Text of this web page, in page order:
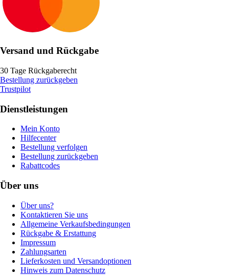
Versand und Rückgabe
30 Tage Rückgaberecht
Bestellung zurückgeben
Trustpilot
Dienstleistungen
Mein Konto
Hilfecenter
Bestellung verfolgen
Bestellung zurückgeben
Rabattcodes
Über uns
Über uns?
Kontaktieren Sie uns
Allgemeine Verkaufsbedingungen
Rückgabe & Erstattung
Impressum
Zahlungsarten
Lieferkosten und Versandoptionen
Hinweis zum Datenschutz